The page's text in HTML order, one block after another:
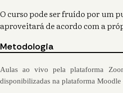
O curso pode ser fruído por um
aproveitará de acordo com a
Metodologia
Aulas ao vivo pela plataforma
disponibilizadas na plataforma Moodle